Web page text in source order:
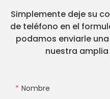
Simplemente deje su
de teléfono en el
podamos enviarle
nuestra
Nombre